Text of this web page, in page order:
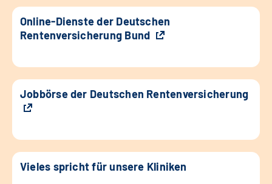
Online-Dienste der Deutschen
Rentenversicherung Bund
Jobbörse der Deutschen Rentenversicherung
Vieles spricht für unsere Kliniken